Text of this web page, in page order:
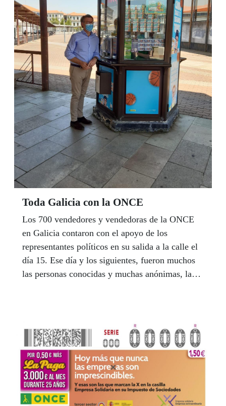
Toda Galicia con la ONCE
Los 700 vendedores y vendedoras de la ONCE
en Galicia contaron con el apoyo de los
representantes políticos en su salida a la calle el
día 15. Ese día y los siguientes, fueron muchos
las personas conocidas y muchas anónimas, la
ilusionante que comenzamos.